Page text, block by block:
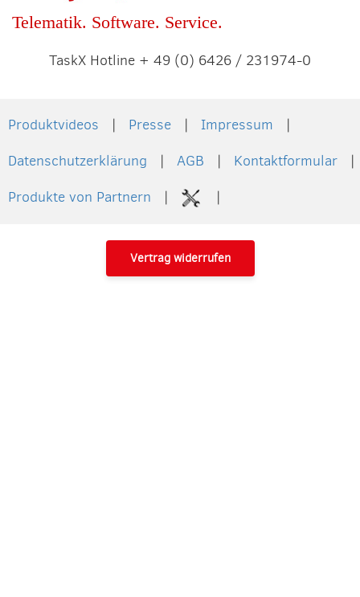
Telematik. Software. Service.
TaskX Hotline + 49 (0) 6426 / 231974-0
Produktvideos Presse
Impressum
Datenschutzerklärung
AGB
Kontaktformular
Produkte von Partnern
Vertrag widerrufen